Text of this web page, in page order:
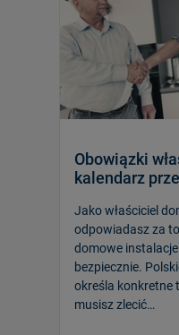
Obowiązki
kalendarz
Jako właściciel
odpowiadasz za
domowe instalacje
bezpiecznie.
określa konkretne
musisz zlecić…